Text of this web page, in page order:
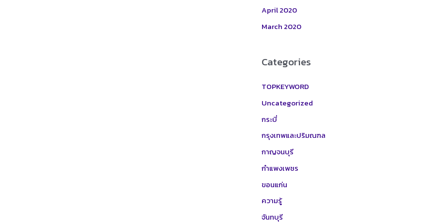
April 2020
March 2020
Categories
TOPKEYWORD
Uncategorized
กระบี่
กรุงเทพและปริมณฑล
กาญจนบุรี
กำแพงเพชร
ขอนแก่น
ความรู้
จันทบุรี